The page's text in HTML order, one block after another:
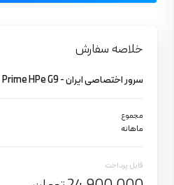
خلاصه سفارش
سرور اختصاصی ایران - Prime HPe G9
مجموع
ماهانه
قابل پرداخت